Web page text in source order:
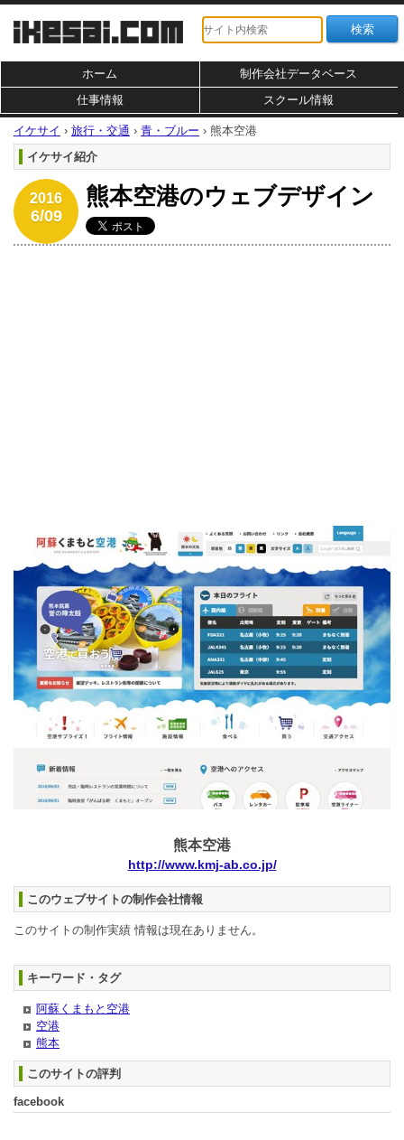
ホーム
制作会社データベース
仕事情報
スクール情報
イケサイ › 旅行・交通 › 青・ブルー › 熊本空港
イケサイ紹介
2016
6/09
熊本空港のウェブデザイン
熊本空港
http://www.kmj-ab.co.jp/
このウェブサイトの制作会社情報
このサイトの制作実績 情報は現在ありません。
キーワード・タグ
阿蘇くまもと空港
空港
熊本
このサイトの評判
facebook